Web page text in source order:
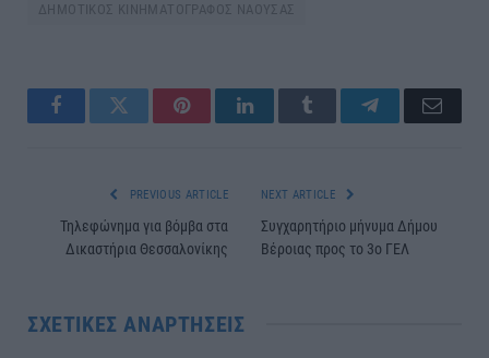
ΔΗΜΟΤΙΚΟΣ ΚΙΝΗΜΑΤΟΓΡΑΦΟΣ ΝΑΟΥΣΑΣ
FacebookTwitter PinterestLinkedInTumblr TelegramEmail
PREVIOUS ARTICLE
Τηλεφώνημα για βόμβα στα
Δικαστήρια Θεσσαλονίκης
NEXT ARTICLE
Συγχαρητήριο μήνυμα Δήμου
Βέροιας προς το 3ο ΓΕΛ
ΣΧΕΤΙΚΈΣ ΑΝΑΡΤΉΣΕΙΣ